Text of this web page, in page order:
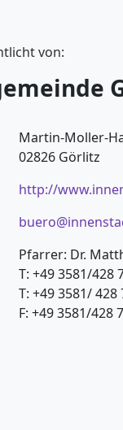
von:
Martin-Moller-
02826 Görlitz
http://
Pfarrer: Dr.
T: +49 3581/428
T: +49 3581/
F: +49 3581/428